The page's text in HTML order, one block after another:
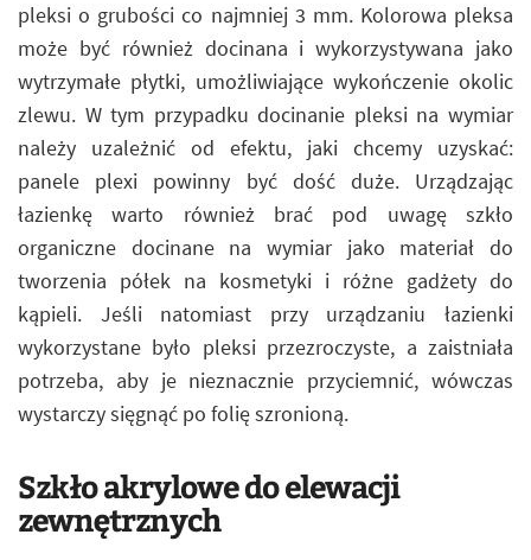
pleksi o grubości co najmniej 3 mm. Kolorowa pleksa
może być również docinana i wykorzystywana jako
wytrzymałe płytki, umożliwiające wykończenie okolic
zlewu. W tym przypadku docinanie pleksi na wymiar
należy uzależnić od efektu, jaki chcemy uzyskać:
panele plexi powinny być dość duże. Urządzając
łazienkę warto również brać pod uwagę szkło
organiczne docinane na wymiar jako materiał do
tworzenia półek na kosmetyki i różne gadżety do
kąpieli. Jeśli natomiast przy urządzaniu łazienki
wykorzystane było pleksi przezroczyste, a zaistniała
potrzeba, aby je nieznacznie przyciemnić, wówczas
wystarczy sięgnąć po folię szronioną.
Szkło akrylowe do elewacji
zewnętrznych